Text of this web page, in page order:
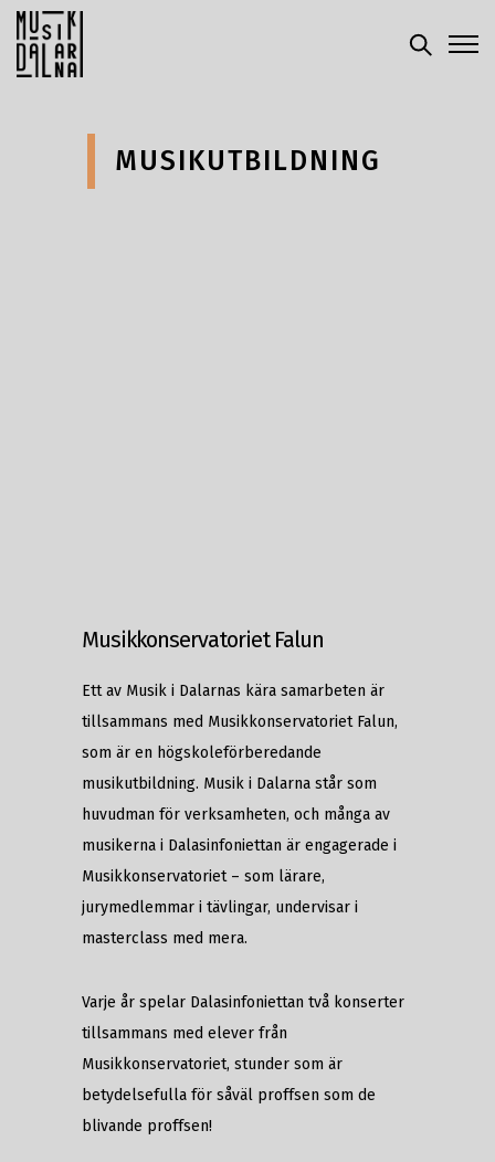
MUSIKUTBILDNING
Musikkonservatoriet Falun
Ett av Musik i Dalarnas kära samarbeten är
tillsammans med Musikkonservatoriet Falun,
som är en högskoleförberedande
musikutbildning. Musik i Dalarna står som
huvudman för verksamheten, och många av
musikerna i Dalasinfoniettan är engagerade i
Musikkonservatoriet – som lärare,
jurymedlemmar i tävlingar, undervisar i
masterclass med mera.
Varje år spelar Dalasinfoniettan två konserter
tillsammans med elever från
Musikkonservatoriet, stunder som är
betydelsefulla för såväl proffsen som de
blivande proffsen!